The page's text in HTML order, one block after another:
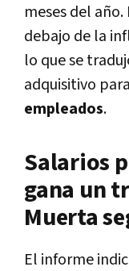
meses del
debajo de la
lo que se
adquisitivo
empleados.
Salarios
gana un
Muerta
El informe